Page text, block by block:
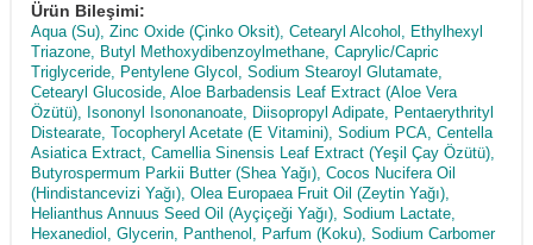
Ürün Bileşimi:
Aqua (Su), Zinc Oxide (Çinko Oksit), Cetearyl Alcohol, Ethylhexyl
Triazone, Butyl Methoxydibenzoylmethane, Caprylic/Capric
Triglyceride, Pentylene Glycol, Sodium Stearoyl Glutamate,
Cetearyl Glucoside, Aloe Barbadensis Leaf Extract (Aloe Vera
Özütü), Isononyl Isononanoate, Diisopropyl Adipate, Pentaerythrityl
Distearate, Tocopheryl Acetate (E Vitamini), Sodium PCA, Centella
Asiatica Extract, Camellia Sinensis Leaf Extract (Yeşil Çay Özütü),
Butyrospermum Parkii Butter (Shea Yağı), Cocos Nucifera Oil
(Hindistancevizi Yağı), Olea Europaea Fruit Oil (Zeytin Yağı),
Helianthus Annuus Seed Oil (Ayçiçeği Yağı), Sodium Lactate,
Hexanediol, Glycerin, Panthenol, Parfum (Koku), Sodium Carbomer